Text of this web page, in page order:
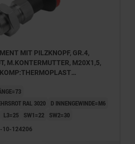
MIT PILZKNOPF, GR.4,
M.KONTERMUTTER, M20X1,5,
RAL 3020
D INNENGEWINDE=M6
L3=25 SW1=22 SW2=30
10-124206